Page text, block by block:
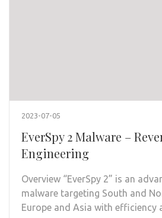
2023-07-05
EverSpy 2 Malware –
Engineering
Overview “EverSpy 2” is an
malware targeting South and
Europe and Asia with efficiency